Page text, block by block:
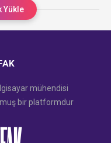
Yükle
mühendisi
bir platformdur